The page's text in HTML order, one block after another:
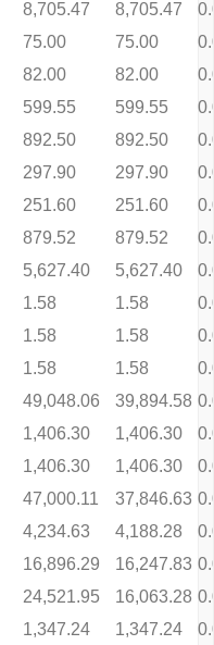
8,705.47 8,705.47
75.00 75.00
82.00 82.00
599.55 599.55
892.50 892.50
297.90 297.90
251.60 251.60
879.52 879.52
5,627.40 5,627.40
1.58 1.58
1.58 1.58
1.58 1.58
49,048.06 39,894.58
1,406.30 1,406.30
1,406.30 1,406.30
47,000.11 37,846.63
4,234.63 4,188.28
16,896.29 16,247.83
24,521.95 16,063.28
1,347.24 1,347.24